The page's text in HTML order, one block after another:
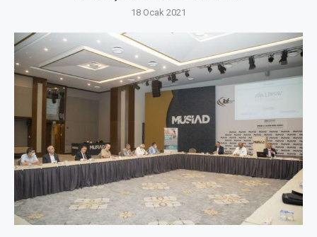
18 Ocak 2021